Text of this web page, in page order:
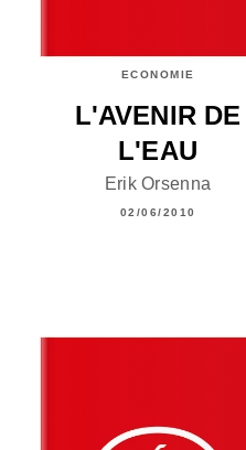
ECONOMIE
L'AVENIR DE
L'EAU
Erik Orsenna
02/06/2010